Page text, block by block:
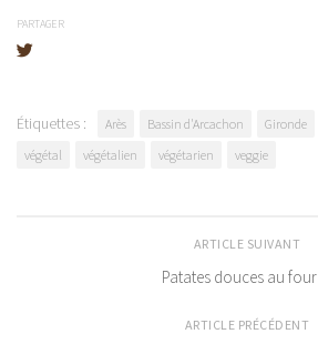
PARTAGER
Étiquettes : Arès Bassin d'Arcachon Gironde
végétal
végétalien végétarien veggie
ARTICLE SUIVANT
Patates douces au four
ARTICLE PRÉCÉDENT